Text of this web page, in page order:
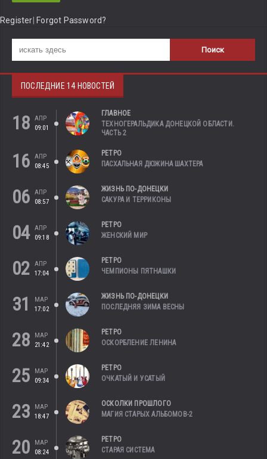
Register Forgot Password?
ПОСЛЕДНИЕ 14 НОВОСТЕЙ
18
АПР
09:01
ГЛАВНОЕ
ТЕХНОГЕРАЛЬДИКА ДОНЕЦКОЙ ОБЛАСТИ.
ЧАСТЬ 2
16
АПР
08:45
РЕТРО
ПАСХАЛЬНАЯ ДЮЖИНА ШАХТЕРА
06
АПР
08:57
ЖИЗНЬ ПО-ДОНЕЦКИ
САКУРА И ТЕРРИКОНЫ
04 АПР
09:18
РЕТРО
ЖЕНСКИЙ МИР
02
АПР
17:04
РЕТРО
ЧЕМПИОНЫ ПЯТНАШКИ
31
МАР
17:02
ЖИЗНЬ ПО-ДОНЕЦКИ
ПОСЛЕДНЯЯ ЗИМА ВЕСНЫ
28
МАР
21:42
РЕТРО
ОСКОРБЛЕНИЕ ЛЕНИНА
25
МАР
09:34
РЕТРО
ОЧКАТЫЙ И УСАТЫЙ
23
МАР
18:47
ОСКОЛКИ ПРОШЛОГО
МАГИЯ СТАРЫХ АЛЬБОМОВ-2
20
МАР
08:24
РЕТРО
СТАРАЯ СИСТЕМА